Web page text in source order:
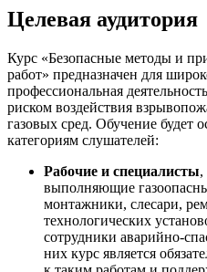
Целевая аудитория
Курс «Безопасные методы и
работ» предназначен для
профессиональная
риском воздействия
газовых сред. Обучение будет
категориям слушателей:
Рабочие и специалисты,
выполняющие
монтажники, слесари,
технологических
сотрудники аварийно-
них курс является